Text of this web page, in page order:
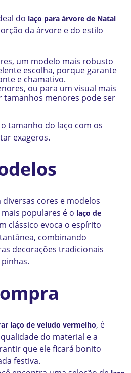
do laço para árvore de Natal
da árvore e do estilo
um modelo mais robusto
escolha, porque garante
e chamativo.
ou para um visual mais
menores pode ser
tamanho do laço com os
exageros.
cores e modelos
populares é o laço de
clássico evoca o espírito
combinando
decorações tradicionais
laço de veludo vermelho, é
do material e a
que ele ficará bonito
festiva.